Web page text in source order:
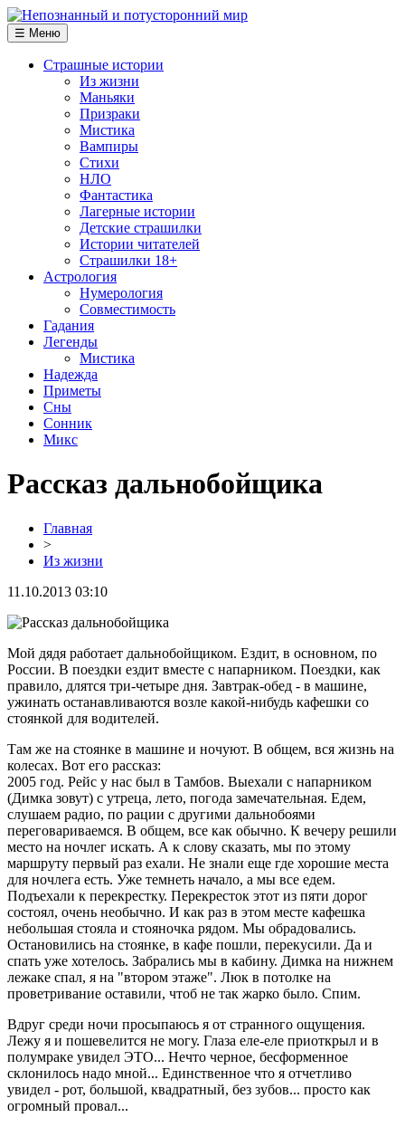
☰ Меню
Страшные истории
Из жизни
Маньяки
Призраки
Мистика
Вампиры
Стихи
НЛО
Фантастика
Лагерные истории
Детские страшилки
Истории читателей
Страшилки 18+
Астрология
Нумерология
Совместимость
Гадания
Легенды
Мистика
Надежда
Приметы
Сны
Сонник
Микс
Рассказ дальнобойщика
Главная
>
Из жизни
11.10.2013 03:10
Мой дядя работает дальнобойщиком. Ездит, в основном, по
России. В поездки ездит вместе с напарником. Поездки, как
правило, длятся три-четыре дня. Завтрак-обед - в машине,
ужинать останавливаются возле какой-нибудь кафешки со
стоянкой для водителей.
Там же на стоянке в машине и ночуют. В общем, вся жизнь на
колесах. Вот его рассказ:
2005 год. Рейс у нас был в Тамбов. Выехали с напарником
(Димка зовут) с утреца, лето, погода замечательная. Едем,
слушаем радио, по рации с другими дальнобоями
переговариваемся. В общем, все как обычно. К вечеру решили
место на ночлег искать. А к слову сказать, мы по этому
маршруту первый раз ехали. Не знали еще где хорошие места
для ночлега есть. Уже темнеть начало, а мы все едем.
Подъехали к перекрестку. Перекресток этот из пяти дорог
состоял, очень необычно. И как раз в этом месте кафешка
небольшая стояла и стояночка рядом. Мы обрадовались.
Остановились на стоянке, в кафе пошли, перекусили. Да и
спать уже хотелось. Забрались мы в кабину. Димка на нижнем
лежаке спал, я на "втором этаже". Люк в потолке на
проветривание оставили, чтоб не так жарко было. Спим.
Вдруг среди ночи просыпаюсь я от странного ощущения.
Лежу я и пошевелится не могу. Глаза еле-еле приоткрыл и в
полумраке увидел ЭТО... Нечто черное, бесформенное
склонилось надо мной... Единственное что я отчетливо
увидел - рот, большой, квадратный, без зубов... просто как
огромный провал...